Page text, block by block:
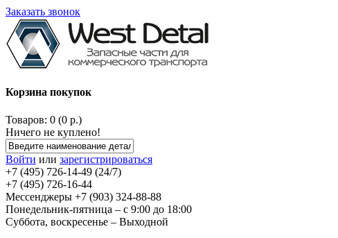
Заказать звонок
Корзина покупок
Товаров: 0 (0 р.)
Ничего не куплено!
Войти или зарегистрироваться
+7 (495) 726-14-49 (24/7)
+7 (495) 726-16-44
Мессенджеры +7 (903) 324-88-88
Понедельник-пятница – с 9:00 до 18:00
Суббота, воскресенье – Выходной